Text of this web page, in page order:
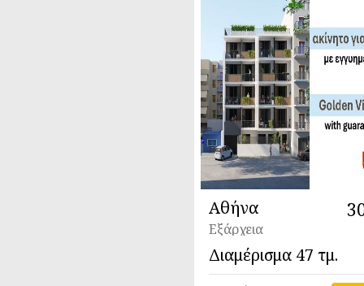
Αθήνα
Εξάρχεια
Διαμέρισμα 47 τμ.